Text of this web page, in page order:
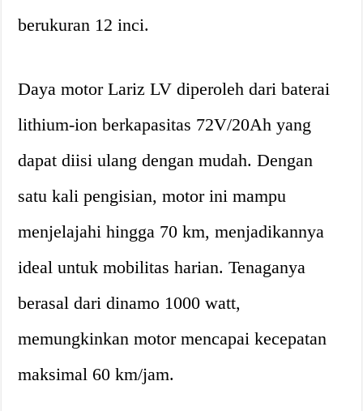
berukuran 12 inci.
Daya motor Lariz LV diperoleh dari baterai
lithium-ion berkapasitas 72V/20Ah yang
dapat diisi ulang dengan mudah. Dengan
satu kali pengisian, motor ini mampu
menjelajahi hingga 70 km, menjadikannya
ideal untuk mobilitas harian. Tenaganya
berasal dari dinamo 1000 watt,
memungkinkan motor mencapai kecepatan
maksimal 60 km/jam.